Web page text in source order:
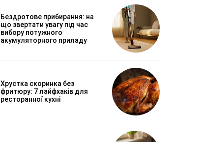
Бездротове прибирання: на
що звертати увагу під час
вибору потужного
акумуляторного приладу
Хрустка скоринка без
фритюру: 7 лайфхаків для
ресторанної кухні